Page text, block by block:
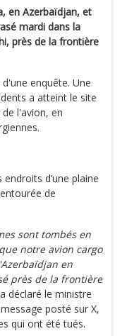
en Azerbaïdjan, et
mardi dans la
près de la frontière
enquête. Une
a atteint le site
l'avion, en
d’une plaine
de
sont tombés en
notre avion cargo
en
près de la frontière
déclaré le ministre
posté sur X,
qui ont été tués.